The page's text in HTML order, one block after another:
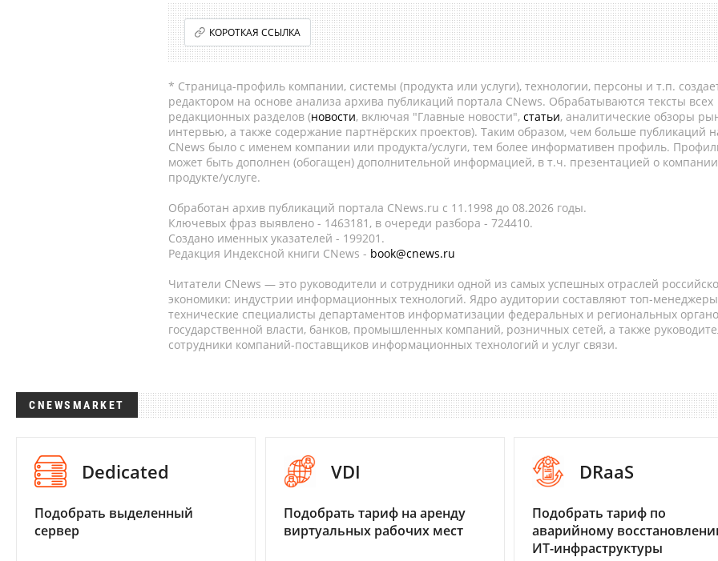
КОРОТКАЯ ССЫЛКА
* Страница-профиль компании, системы (продукта или услуги), технологии, персоны и т.п.
редактором на основе анализа архива публикаций портала CNews. Обрабатываются тексты всех
редакционных разделов (новости, включая "Главные новости", статьи, аналитические обзоры
интервью, а также содержание партнёрских проектов). Таким образом, чем больше публикаций
CNews было с именем компании или продукта/услуги, тем более информативен профиль.
может быть дополнен (обогащен) дополнительной информацией, в т.ч. презентацией о
продукте/услуге.
Обработан архив публикаций портала CNews.ru c 11.1998 до 08.2026 годы.
Ключевых фраз выявлено - 1463181, в очереди разбора - 724410.
Создано именных указателей - 199201.
Редакция Индексной книги CNews - book@cnews.ru
Читатели CNews — это руководители и сотрудники одной из самых успешных отраслей
экономики: индустрии информационных технологий. Ядро аудитории составляют топ-
технические специалисты департаментов информатизации федеральных и региональных
государственной власти, банков, промышленных компаний, розничных сетей, а также
сотрудники компаний-поставщиков информационных технологий и услуг связи.
CNEWSMARKET
Dedicated
Подобрать выделенный
сервер
VDI
Подобрать тариф на аренду
виртуальных рабочих мест
DRaaS
Подобрать тариф по
аварийному
ИТ-инфраструктуры